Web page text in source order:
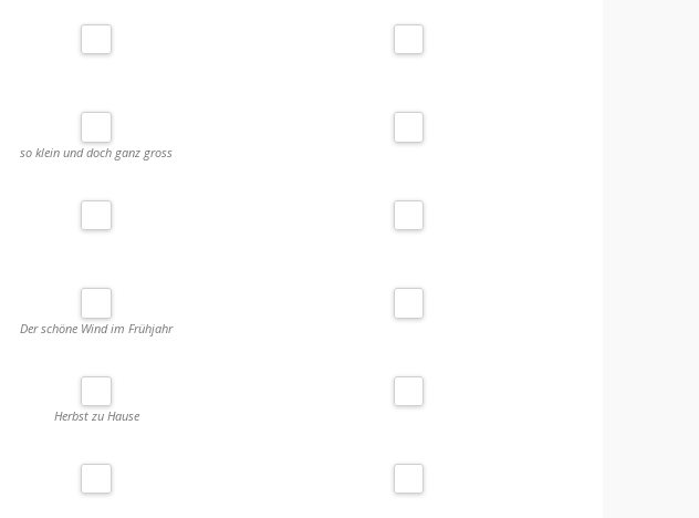
so klein und doch ganz gross
Der schöne Wind im Frühjahr
Herbst zu Hause